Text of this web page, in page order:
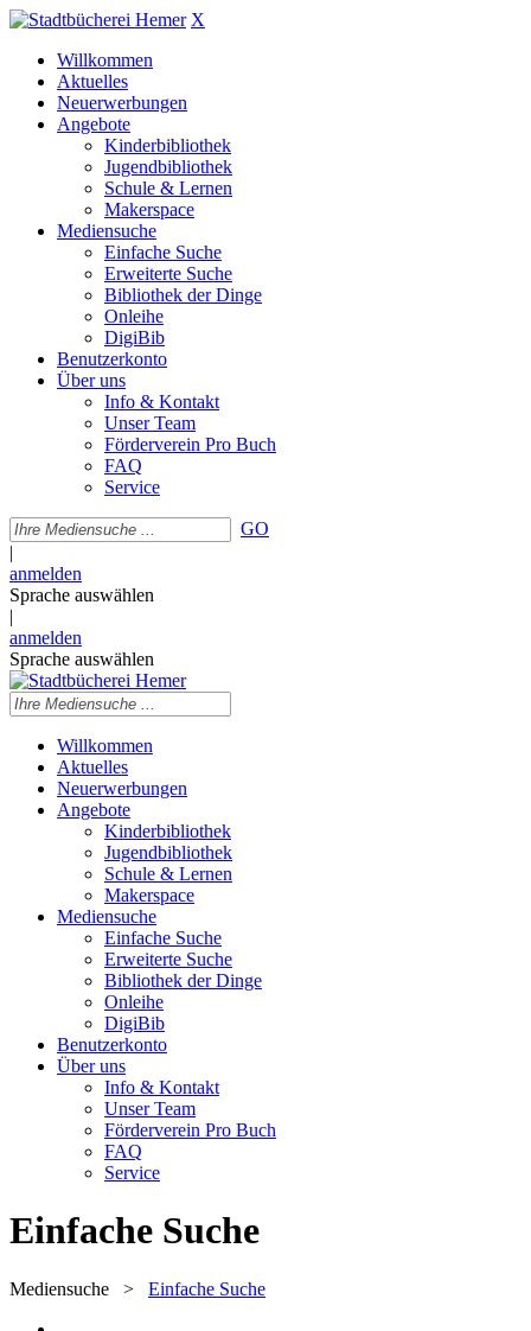
X
Willkommen
Aktuelles
Neuerwerbungen
Angebote
Kinderbibliothek
Jugendbibliothek
Schule & Lernen
Makerspace
Mediensuche
Einfache Suche
Erweiterte Suche
Bibliothek der Dinge
Onleihe
DigiBib
Benutzerkonto
Über uns
Info & Kontakt
Unser Team
Förderverein Pro Buch
FAQ
Service
GO
|
anmelden
Sprache auswählen
|
anmelden
Sprache auswählen
Willkommen
Aktuelles
Neuerwerbungen
Angebote
Kinderbibliothek
Jugendbibliothek
Schule & Lernen
Makerspace
Mediensuche
Einfache Suche
Erweiterte Suche
Bibliothek der Dinge
Onleihe
DigiBib
Benutzerkonto
Über uns
Info & Kontakt
Unser Team
Förderverein Pro Buch
FAQ
Service
Einfache Suche
Mediensuche > Einfache Suche